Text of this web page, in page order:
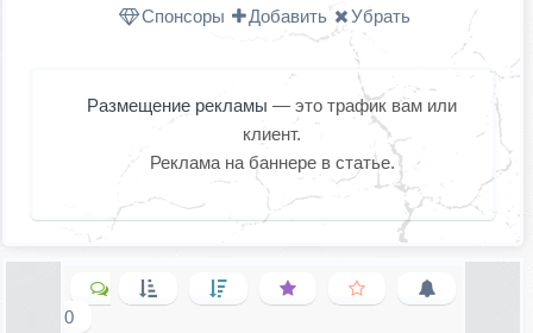
Спонсоры Добавить Убрать
Размещение рекламы — это трафик вам или
клиент.
Реклама на баннере в статье.
0